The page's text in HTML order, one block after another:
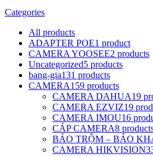
Categories
All products
ADAPTER POE1 product
CAMERA YOOSEE2 products
Uncategorized5 products
bang-gia131 products
CAMERA159 products
CAMERA DAHUA19
CAMERA EZVIZ19
CAMERA IMOU16
CÁP CAMERA8
BÁO TRỘM – BÁO
CAMERA HIKVISION